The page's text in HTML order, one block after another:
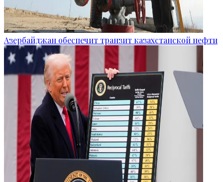
Азербайджан обеспечит транзит казахстанской нефти